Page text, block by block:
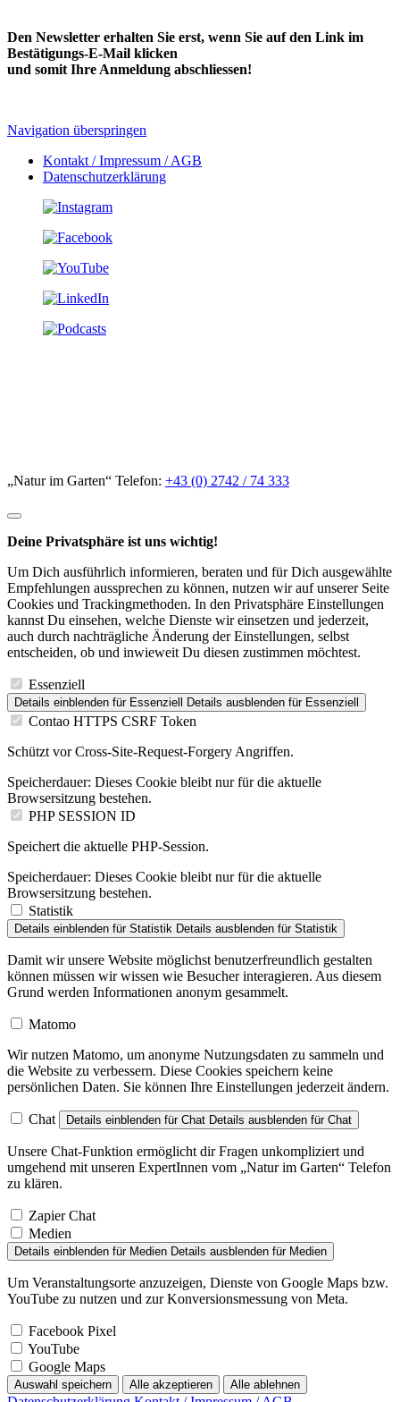
Den Newsletter erhalten Sie erst, wenn Sie auf den Link im
Bestätigungs-E-Mail klicken
und somit Ihre Anmeldung abschliessen!
Navigation überspringen
Kontakt / Impressum / AGB
Datenschutzerklärung
„Natur im Garten“ Telefon: +43 (0) 2742 / 74 333
Deine Privatsphäre ist uns wichtig!
Um Dich ausführlich informieren, beraten und für Dich ausgewählte
Empfehlungen aussprechen zu können, nutzen wir auf unserer Seite
Cookies und Trackingmethoden. In den Privatsphäre Einstellungen
kannst Du einsehen, welche Dienste wir einsetzen und jederzeit,
auch durch nachträgliche Änderung der Einstellungen, selbst
entscheiden, ob und inwieweit Du diesen zustimmen möchtest.
Essenziell
Details einblenden für Essenziell Details ausblenden für Essenziell
Contao HTTPS CSRF Token
Schützt vor Cross-Site-Request-Forgery Angriffen.
Speicherdauer: Dieses Cookie bleibt nur für die aktuelle
Browsersitzung bestehen.
PHP SESSION ID
Speichert die aktuelle PHP-Session.
Speicherdauer: Dieses Cookie bleibt nur für die aktuelle
Browsersitzung bestehen.
Statistik
Details einblenden für Statistik Details ausblenden für Statistik
Damit wir unsere Website möglichst benutzerfreundlich gestalten
können müssen wir wissen wie Besucher interagieren. Aus diesem
Grund werden Informationen anonym gesammelt.
Matomo
Wir nutzen Matomo, um anonyme Nutzungsdaten zu sammeln und
die Website zu verbessern. Diese Cookies speichern keine
persönlichen Daten. Sie können Ihre Einstellungen jederzeit ändern.
Chat Details einblenden für Chat Details ausblenden für Chat
Unsere Chat-Funktion ermöglicht dir Fragen unkompliziert und
umgehend mit unseren ExpertInnen vom „Natur im Garten“ Telefon
zu klären.
Zapier Chat
Medien
Details einblenden für Medien Details ausblenden für Medien
Um Veranstaltungsorte anzuzeigen, Dienste von Google Maps bzw.
YouTube zu nutzen und zur Konversionsmessung von Meta.
Facebook Pixel
YouTube
Google Maps
Auswahl speichern Alle akzeptieren Alle ablehnen